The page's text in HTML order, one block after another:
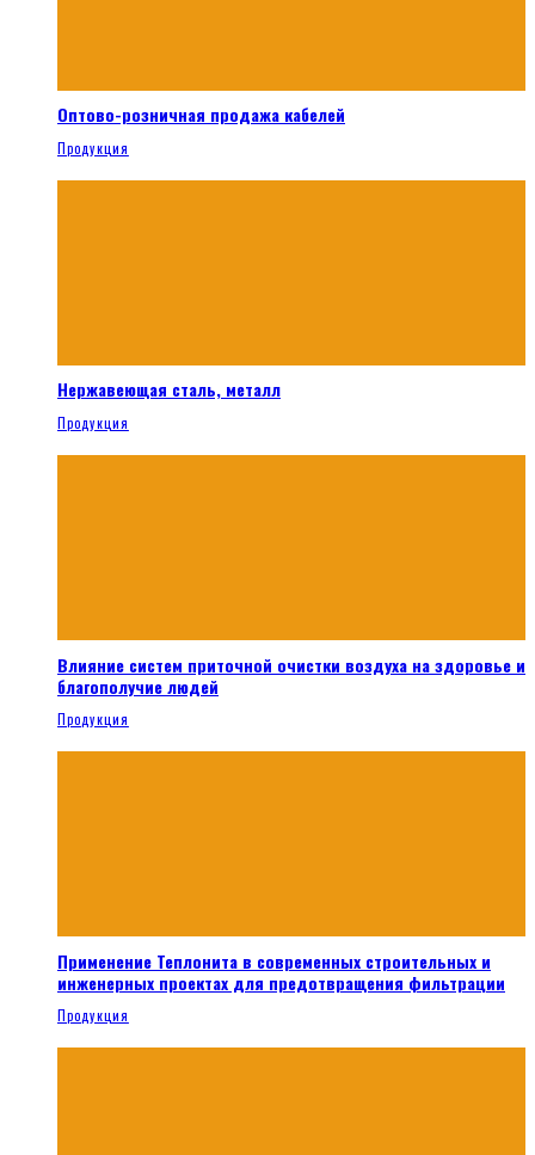
Оптово-розничная продажа кабелей
Продукция
Нержавеющая сталь, металл
Продукция
Влияние систем приточной очистки воздуха на здоровье и
благополучие людей
Продукция
Применение Теплонита в современных строительных и
инженерных проектах для предотвращения фильтрации
Продукция